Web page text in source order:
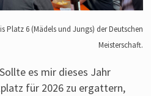
Platz 6 (Mädels und Jungs) der Deutschen
Meisterschaft.
es mir dieses Jahr
für 2026 zu ergattern,